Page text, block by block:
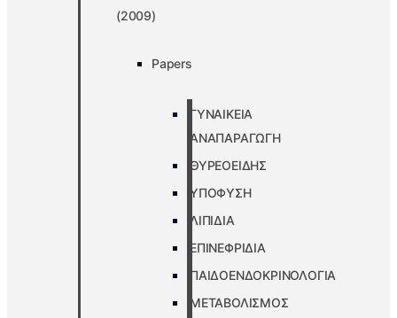
(2009)
Papers
ΓΥΝΑΙΚΕΙΑ
ΑΝΑΠΑΡΑΓΩΓΗ
ΘΥΡΕΟΕΙΔΗΣ
ΥΠΟΦΥΣΗ
ΛΙΠΙΔΙΑ
ΕΠΙΝΕΦΡΙΔΙΑ
ΠΑΙΔΟΕΝΔΟΚΡΙΝΟΛΟΓΙΑ
ΜΕΤΑΒΟΛΙΣΜΟΣ